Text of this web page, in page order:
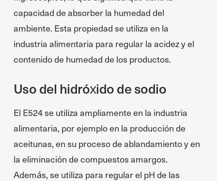
capacidad de absorber la humedad del
ambiente. Esta propiedad se utiliza en la
industria alimentaria para regular la acidez y el
contenido de humedad de los productos.
Uso del hidróxido de sodio
El E524 se utiliza ampliamente en la industria
alimentaria, por ejemplo en la producción de
aceitunas, en su proceso de ablandamiento y en
la eliminación de compuestos amargos.
Además, se utiliza para regular el pH de las